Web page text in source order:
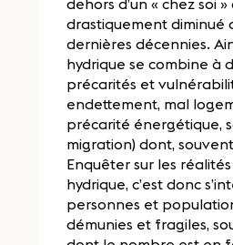
dehors d’un « chez soi »
drastiquement diminué
dernières décennies.
hydrique se combine à
précarités et
endettement, mal
précarité énergétique,
migration) dont,
Enquêter sur les
hydrique, c’est donc
personnes et
démunies et fragiles,